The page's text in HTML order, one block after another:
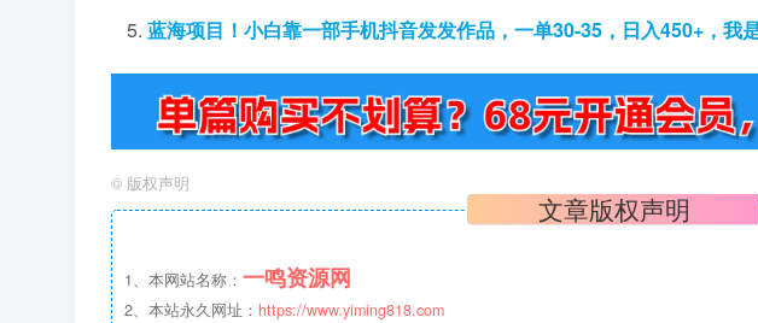
蓝海项目！小白靠一部手机抖音发发作品，一单30-35，日入450+，我
© 版权声明
文章版权声明
1、本网站名称： 一鸣资源网
2、本站永久网址： https://www.yiming818.com